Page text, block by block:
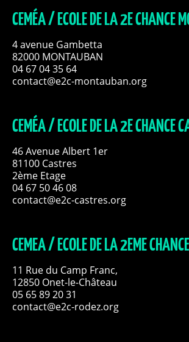
CEMÉA / ECOLE DE LA 2E CHANCE
4 avenue Gambetta
82000 MONTAUBAN
04 67 04 35 64
contact@e2c-montauban.org
CEMÉA / ECOLE DE LA 2E CHANCE
46 Avenue Albert 1er
81100 Castres
2ème Etage
04 67 50 46 08
contact@e2c-castres.org
CEMEA / ECOLE DE LA 2EME
11 Rue du Camp Franc,
12850 Onet-le-Château
05 65 89 20 31
contact@e2c-rodez.org